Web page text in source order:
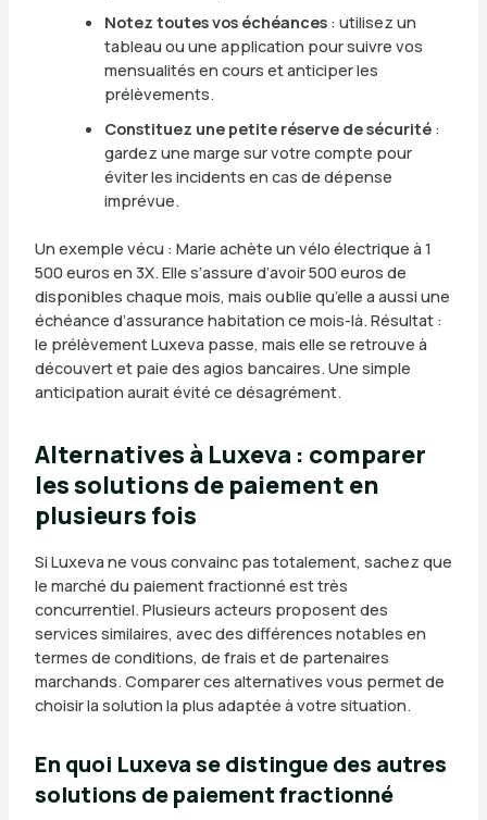
Notez toutes vos échéances: utilisez un
tableau ou une application pour suivre vos
mensualités en cours et anticiper les
prélèvements.
Constituez une petite réserve de sécurité:
gardez une marge sur votre compte pour
éviter les incidents en cas de dépense
imprévue.
Un exemple vécu : Marie achète un vélo électrique à 1
500 euros en 3X. Elle s’assure d’avoir 500 euros de
disponibles chaque mois, mais oublie qu’elle a aussi une
échéance d’assurance habitation ce mois-là. Résultat :
le prélèvement Luxeva passe, mais elle se retrouve à
découvert et paie des agios bancaires. Une simple
anticipation aurait évité ce désagrément.
Alternatives à Luxeva : comparer
les solutions de paiement en
plusieurs fois
Si Luxeva ne vous convainc pas totalement, sachez que
le marché du paiement fractionné est très
concurrentiel. Plusieurs acteurs proposent des
services similaires, avec des différences notables en
termes de conditions, de frais et de partenaires
marchands. Comparer ces alternatives vous permet de
choisir la solution la plus adaptée à votre situation.
En quoi Luxeva se distingue des autres
solutions de paiement fractionné